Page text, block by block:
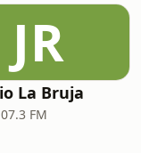
JR
La Bruja
FM